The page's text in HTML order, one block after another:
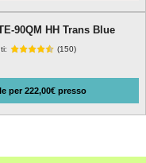
90QM HH Trans Blue
(150)
per 222,00€ presso